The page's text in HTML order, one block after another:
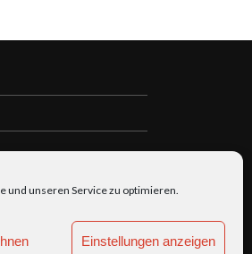
und unseren Service zu optimieren.
Einstellungen anzeigen